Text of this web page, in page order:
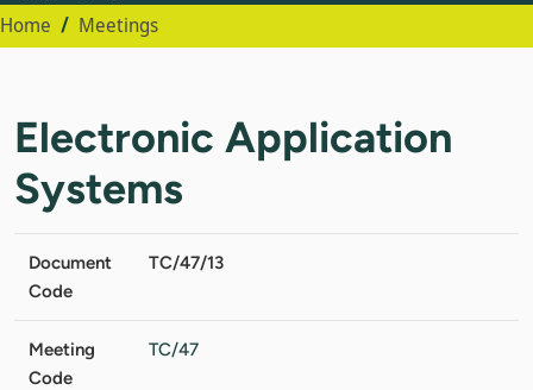
Home Meetings
Electronic Application
Systems
Document
Code
TC/47/13
Meeting
Code
TC/47